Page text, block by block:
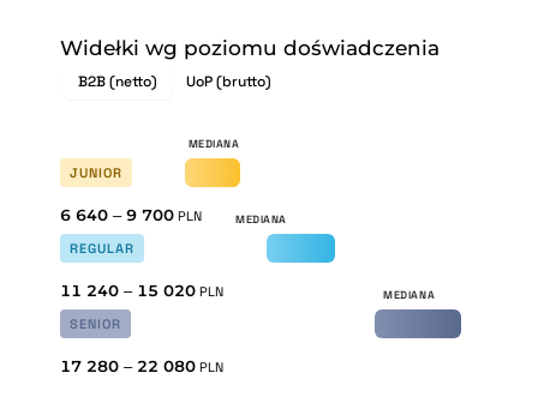
Widełki wg poziomu doświadczenia
B2B (netto) UoP (brutto)
JUNIOR
6 640 – 9 700 PLN
REGULAR
11 240 – 15 020 PLN
SENIOR
17 280 – 22 080 PLN